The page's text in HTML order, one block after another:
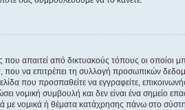
απαιτεί από δικτυακούς τόπους οι
να επιτρέπει τη συλλογή προσωπικών
που προσπαθείτε να εγγραφείτε,
νομική συμβουλή και δεν είναι ένα σημείο
με νομικά ή θέματα κατάχρησης πάνω στο